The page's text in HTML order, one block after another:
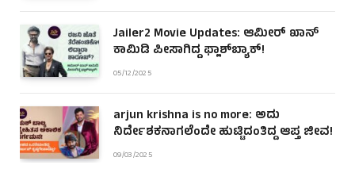
Jailer2 Movie Updates: ಆಮೀರ್ ಖಾನ್
ಕಾಮಿಡಿ ಪೀಸಾಗಿದ್ದ ಫ್ಲಾಶ್‌ಬ್ಯಾಕ್!
05/12/2025
arjun krishna is no more: ಅದು
ನಿರ್ದೇಶಕನಾಗಲೆಂದೇ ಹುಟ್ಟಿದಂತಿದ್ದ ಆಪ್ತ ಜೀವ!
09/03/2025